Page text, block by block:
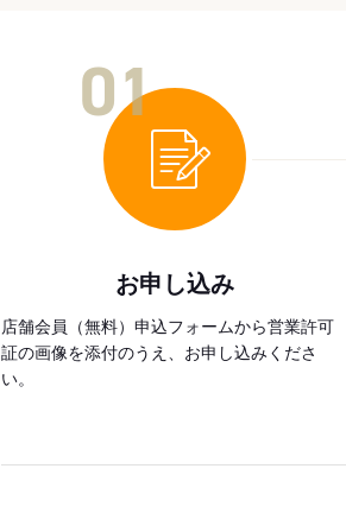
お申し込み
店舗会員（無料）申込フォームから営業許可
証の画像を添付のうえ、お申し込みくださ
い。